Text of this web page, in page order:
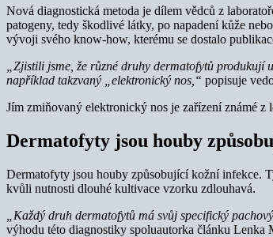
Nová diagnostická metoda je dílem vědců z
patogeny, tedy škodlivé látky, po napadení kůže
vývoji svého know-how, kterému se dostalo
„Zjistili jsme, že různé druhy dermatofytů
například takzvaný „elektronický nos,“ popisuje
Jím zmiňovaný elektronický nos je zařízení známé
Dermatofyty jsou houby
Dermatofyty jsou houby způsobující kožní infekce.
kvůli nutnosti dlouhé kultivace vzorku zdlouhavá.
„Každý druh dermatofytů má svůj specifický
výhodu této diagnostiky spoluautorka článku Lenka